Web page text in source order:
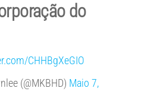
do
CHHBgXeGIO
(@MKBHD) Maio 7,